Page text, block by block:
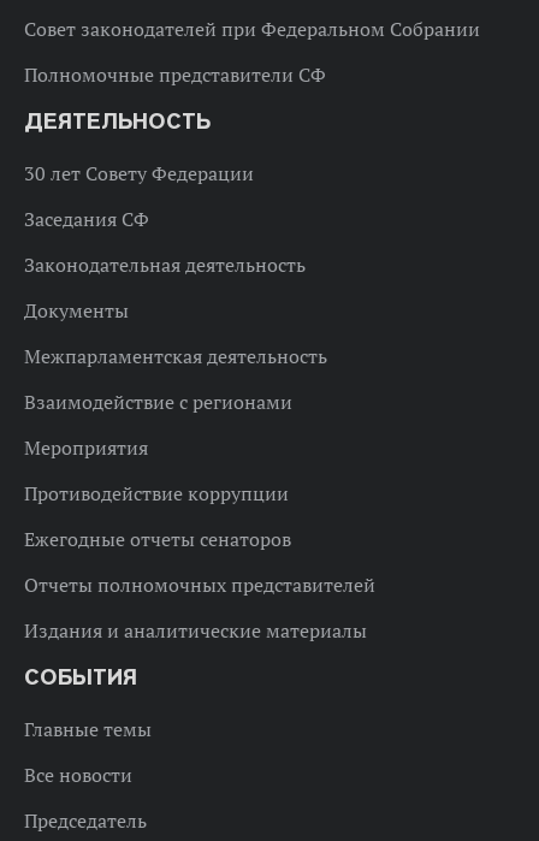
Совет законодателей при Федеральном Собрании
Полномочные представители СФ
ДЕЯТЕЛЬНОСТЬ
30 лет Совету Федерации
Заседания СФ
Законодательная деятельность
Документы
Межпарламентская деятельность
Взаимодействие с регионами
Мероприятия
Противодействие коррупции
Ежегодные отчеты сенаторов
Отчеты полномочных представителей
Издания и аналитические материалы
СОБЫТИЯ
Главные темы
Все новости
Председатель